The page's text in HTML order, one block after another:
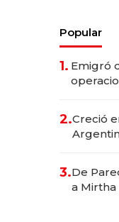
Popular
1. Emigró
2.Creció
las
3.De
a